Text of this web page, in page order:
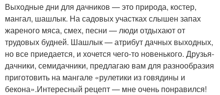
Выходные дни для дачников — это природа, костер,
мангал, шашлык. На садовых участках слышен запах
жареного мяса, смех, песни — люди отдыхают от
трудовых будней. Шашлык — атрибут дачных выходных,
но все приедается, и хочется чего-то новенького. Друзья-
дачники, семидачники, предлагаю вам для разнообразия
приготовить на мангале «рулетики из говядины и
бекона».Интересный рецепт — мне очень понравился!